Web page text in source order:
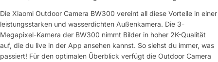
Die Xiaomi Outdoor Camera BW300 vereint all diese Vorteile in einer
leistungsstarken und wasserdichten Außenkamera. Die 3-
Megapixel-Kamera der BW300 nimmt Bilder in hoher 2K-Qualität
auf, die du live in der App ansehen kannst. So siehst du immer, was
passiert! Für den optimalen Überblick verfügt die Outdoor Camera